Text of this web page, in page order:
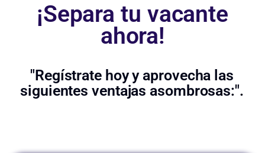
¡Separa tu vacante
ahora!
"Regístrate hoy y aprovecha las
siguientes ventajas asombrosas:".